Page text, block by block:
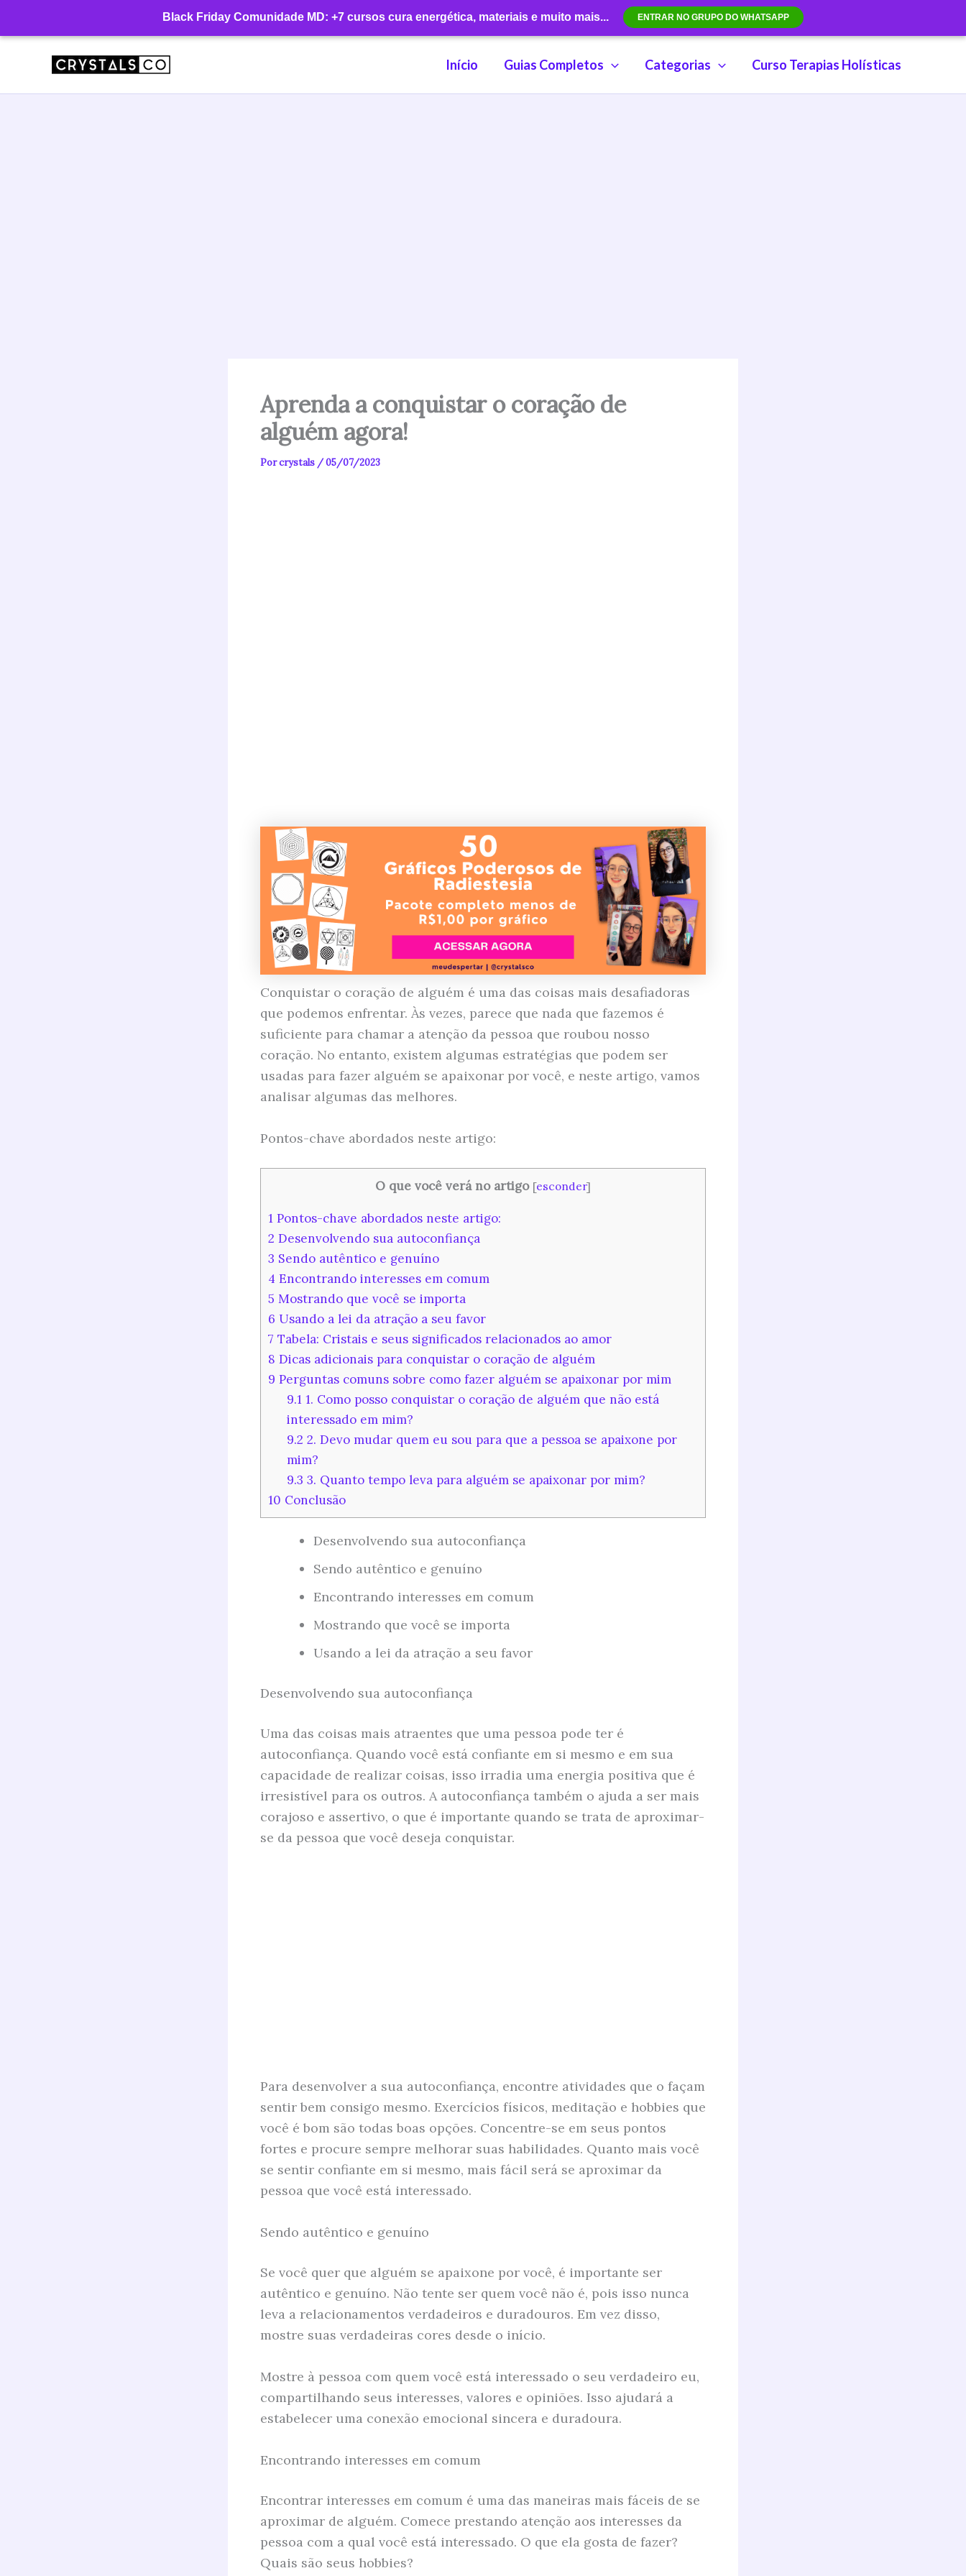
Black Friday Comunidade MD: +7 cursos cura energética, materiais e muito mais... ENTRAR NO GRUPO DO WHATSAPP
conteúdo
Início Guias Completos Categorias Curso Terapias Holísticas
Aprenda a conquistar o coração de
alguém agora!
Porcrystals /05/07/2023
Conquistar o coração de alguém é uma das coisas mais desafiadoras
que podemos enfrentar. Às vezes, parece que nada que fazemos é
suficiente para chamar a atenção da pessoa que roubou nosso
coração. No entanto, existem algumas estratégias que podem ser
usadas para fazer alguém se apaixonar por você, e neste artigo, vamos
analisar algumas das melhores.
Pontos-chave abordados neste artigo:
O que você verá no artigo [esconder]
1 Pontos-chave abordados neste artigo:
2 Desenvolvendo sua autoconfiança
3 Sendo autêntico e genuíno
4 Encontrando interesses em comum
5 Mostrando que você se importa
6 Usando a lei da atração a seu favor
7 Tabela: Cristais e seus significados relacionados ao amor
8 Dicas adicionais para conquistar o coração de alguém
9 Perguntas comuns sobre como fazer alguém se apaixonar por mim
9.11. Como posso conquistar o coração de alguém que não está
interessado em mim?
9.2 2. Devo mudar quem eu sou para que a pessoa se apaixone por
mim?
9.3 3. Quanto tempo leva para alguém se apaixonar por mim?
10 Conclusão
Desenvolvendo sua autoconfiança
Sendo autêntico e genuíno
Encontrando interesses em comum
Mostrando que você se importa
Usando a lei da atração a seu favor
Desenvolvendo sua autoconfiança
Uma das coisas mais atraentes que uma pessoa pode ter é
autoconfiança. Quando você está confiante em si mesmo e em sua
capacidade de realizar coisas, isso irradia uma energia positiva que é
irresistível para os outros. A autoconfiança também o ajuda a ser mais
corajoso e assertivo, o que é importante quando se trata de aproximar-
se da pessoa que você deseja conquistar.
Para desenvolver a sua autoconfiança, encontre atividades que o façam
sentir bem consigo mesmo. Exercícios físicos, meditação e hobbies que
você é bom são todas boas opções. Concentre-se em seus pontos
fortes e procure sempre melhorar suas habilidades. Quanto mais você
se sentir confiante em si mesmo, mais fácil será se aproximar da
pessoa que você está interessado.
Sendo autêntico e genuíno
Se você quer que alguém se apaixone por você, é importante ser
autêntico e genuíno. Não tente ser quem você não é, pois isso nunca
leva a relacionamentos verdadeiros e duradouros. Em vez disso,
mostre suas verdadeiras cores desde o início.
Mostre à pessoa com quem você está interessado o seu verdadeiro eu,
compartilhando seus interesses, valores e opiniões. Isso ajudará a
estabelecer uma conexão emocional sincera e duradoura.
Encontrando interesses em comum
Encontrar interesses em comum é uma das maneiras mais fáceis de se
aproximar de alguém. Comece prestando atenção aos interesses da
pessoa com a qual você está interessado. O que ela gosta de fazer?
Quais são seus hobbies?